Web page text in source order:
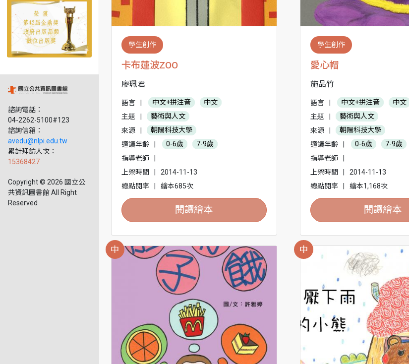
諮詢電話：
04-2262-5100#123
諮詢信箱：
avedu@nlpi.edu.tw
累計拜訪人次：
15368427
Copyright © 2026 國立公
共資訊圖書館 All Right
Reserved
學生創作
卡布蓮波ZOO
廖珮君
語言 中文+拼注音
中文
主題
藝術與人文
來源
朝陽科技大學
適讀年齡
0-6歲
7-9歲
指導老師
上架時間
2014-11-13
總點閱率
繪本685次
閱讀繪本
學生創作
愛心帽
施品竹
語言 中文+拼注音
中文
主題
藝術與人文
來源
朝陽科技大學
適讀年齡
0-6歲
7-9歲
指導老師
上架時間
2014-11-13
總點閱率
繪本1,168次
閱讀繪本
中 中